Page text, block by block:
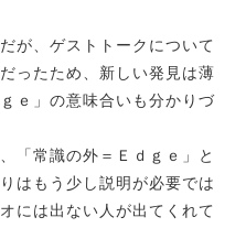
が、ゲストトークについて
ったため、新しい発見は薄
ｅ」の意味合いも分かりづ
「常識の外＝Ｅｄｇｅ」と
はもう少し説明が必要では
には出ない人が出てくれて